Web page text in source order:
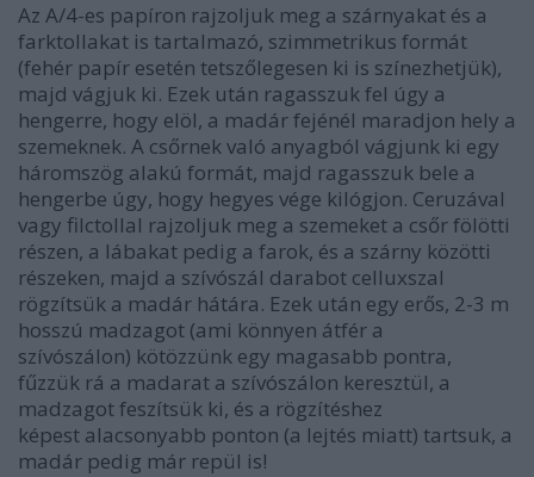
Az A/4-es papíron rajzoljuk meg a szárnyakat és a
farktollakat is tartalmazó, szimmetrikus formát
(fehér papír esetén tetszőlegesen ki is színezhetjük),
majd vágjuk ki. Ezek után ragasszuk fel úgy a
hengerre, hogy elöl, a madár fejénél maradjon hely a
szemeknek. A csőrnek való anyagból vágjunk ki egy
háromszög alakú formát, majd ragasszuk bele a
hengerbe úgy, hogy hegyes vége kilógjon. Ceruzával
vagy filctollal rajzoljuk meg a szemeket a csőr fölötti
részen, a lábakat pedig a farok, és a szárny közötti
részeken, majd a szívószál darabot celluxszal
rögzítsük a madár hátára. Ezek után egy erős, 2-3 m
hosszú madzagot (ami könnyen átfér a
szívószálon) kötözzünk egy magasabb pontra,
fűzzük rá a madarat a szívószálon keresztül, a
madzagot feszítsük ki, és a rögzítéshez
képest alacsonyabb ponton (a lejtés miatt) tartsuk, a
madár pedig már repül is!